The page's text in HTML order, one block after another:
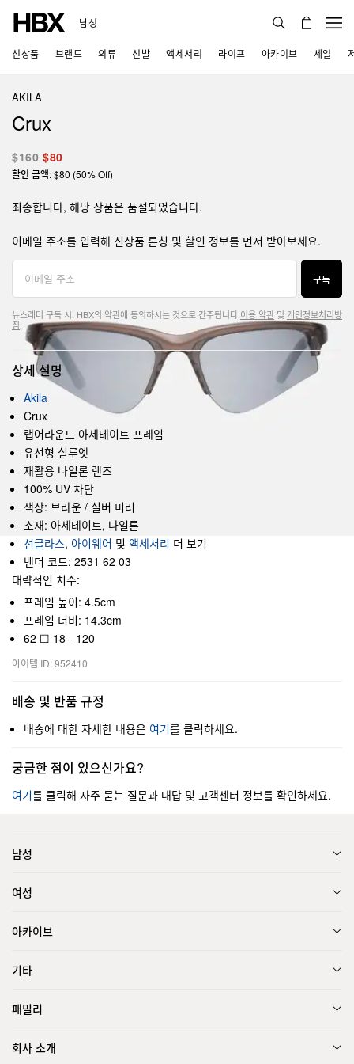
남성
신상품 브랜드 의류 신발 액세서리 라이프 아카이브 세일
AKILA
Crux
$160 $80
할인 금액: $80 (50% Off)
죄송합니다, 해당 상품은 품절되었습니다.
이메일 주소를 입력해 신상품 론칭 및 할인 정보를 먼저 받아보세요.
구독
뉴스레터 구독 시, HBX의 약관에 동의하시는 것으로 간주됩니다. 이용 약관 및 개인정보처리방
침
상세 설명
Akila
Crux
랩어라운드 아세테이트 프레임
유선형 실루엣
재활용 나일론 렌즈
100% UV 차단
색상: 브라운 / 실버 미러
소재: 아세테이트, 나일론
선글라스, 아이웨어 및 액세서리 더 보기
벤더 코드: 2531 62 03
대략적인 치수:
프레임 높이: 4.5cm
프레임 너비: 14.3cm
62 ☐ 18 - 120
아이템 ID: 952410
배송 및 반품 규정
배송에 대한 자세한 내용은 여기를 클릭하세요.
궁금한 점이 있으신가요?
여기를 클릭해 자주 묻는 질문과 대답 및 고객센터 정보를 확인하세요.
남성
여성
아카이브
기타
패밀리
회사 소개